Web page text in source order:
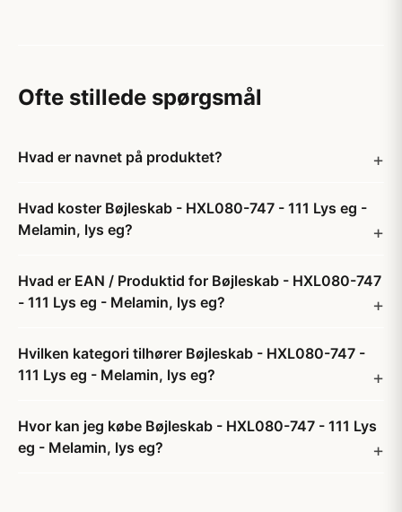
Ofte stillede spørgsmål
Hvad er navnet på produktet?
Hvad koster Bøjleskab - HXL080-747 - 111 Lys eg -
Melamin, lys eg?
Hvad er EAN / Produktid for Bøjleskab - HXL080-747
- 111 Lys eg - Melamin, lys eg?
Hvilken kategori tilhører Bøjleskab - HXL080-747 -
111 Lys eg - Melamin, lys eg?
Hvor kan jeg købe Bøjleskab - HXL080-747 - 111 Lys
eg - Melamin, lys eg?